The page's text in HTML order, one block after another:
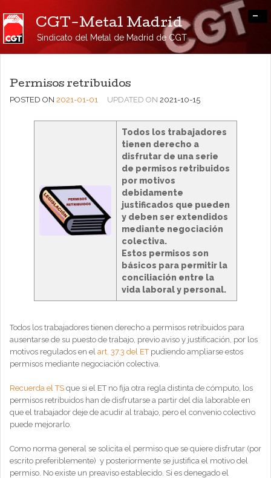
CGT-Metal Madrid
Sindicato del Metal de Madrid de CGT
-
Permisos retribuidos
POSTED ON 2021-01-01 UPDATED ON 2021-10-15
Todos los trabajadores
tienen derecho a
disfrutar de una serie
de permisos retribuidos
por motivos
debidamente
justificados que pueden
y deben ser extendidos
mediante negociación
colectiva.
Estos permisos son
básicos para permitir la
conciliación entre la
vida laboral y personal.
Todos los trabajadores tienen derecho a permisos retribuidos para
ausentarse de su puesto de trabajo, previo aviso y justificación, por los
motivos regulados en el art. 37.3 del ETpudiendo ampliarse estos
permisos mediante negociación colectiva.
Recuerda el TS que si el ET no fija otra regla distinta de cómputo, los
permisos retribuidos han de disfrutarse a partir del día laborable en
que el trabajador deje de acudir al trabajo, pero el convenio colectivo
puede mejorarlo.
Como norma general se solicita el permiso que se quiere disfrutar (por
escrito preferiblemente) y posteriormente se justifica el motivo del
permiso. No existe un preaviso establecido. Si es denegado el